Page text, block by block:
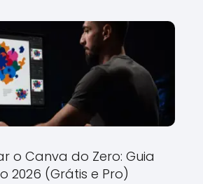
o Canva do Zero: Guia
2026 (Grátis e Pro)